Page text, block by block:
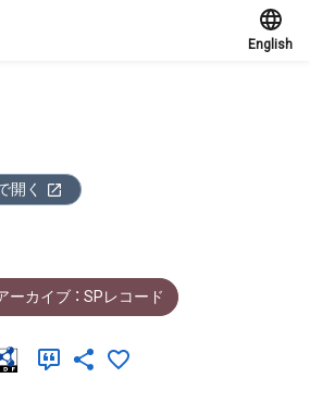
English
開く
カイブ ： SPレコード